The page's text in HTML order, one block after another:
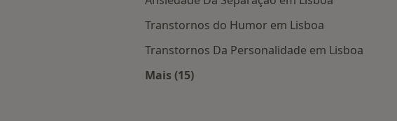
Transtornos do Humor em Lisboa
Transtornos Da Personalidade em Lisboa
Mais (15)